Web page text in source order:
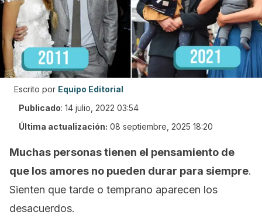
Escrito por Equipo Editorial
Publicado: 14 julio, 2022 03:54
Última actualización: 08 septiembre, 2025 18:20
Muchas personas tienen el pensamiento de
que los amores no pueden durar para siempre.
Sienten que tarde o temprano aparecen los
desacuerdos.